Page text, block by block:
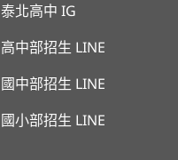
泰北高中 IG
高中部招生 LINE
國中部招生 LINE
國小部招生 LINE